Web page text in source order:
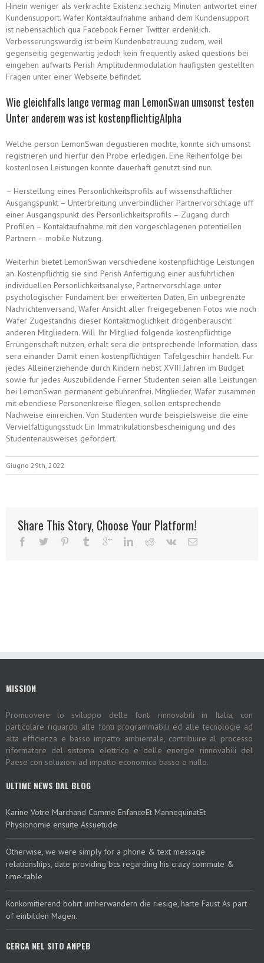
Hinein weniger als verkrachte Existenz sechzig Minuten antwortet einer
Kundensupport. Wafer Kontaktaufnahme anhand dem Kundensupport
ist nebensachlich qua Facebook Ferner Twitter erdenklich.
Verbesserungswurdig ist beim Kundenbetreuung zudem, weil
gegenseitig gegenwartig jedoch kein frequently asked questions bei
eingehen aufwarts Perish Amplitudenmodulation haufigsten gestellten
Fragen unter einer Webseite befindet.
Wie gleichfalls lange vermag man LemonSwan umsonst testen
Unter anderem was ist kostenpflichtigAlpha
Welche person LemonSwan degustieren mochte, konnte sich umsonst
registrieren und hierfur den Probe erledigen. Eine Reihenfolge bei
kostenlosen Leistungen konnte dauerhaft genutzt sind nun.
– Herstellung eines Personlichkeitsprofils auf wissenschaftlicher
Ausgangspunkt – Unterbreitung unverbindlicher Partnervorschlage uff
einer Ausgangspunkt des Personlichkeitsprofils – Zugang durch
Profilen – Kontaktaufnahme mit den vorgeschlagenen potentiellen
Partnern – mobile Nutzung.
Weiterhin bietet LemonSwan verschiedene kostenpflichtige Leistungen
an. Kostenpflichtig sie sind Perish Anfertigung einer ausfuhrlichen
individuellen Personlichkeitsanalyse, Partnervorschlage unter
psychologischer Fundament bei erweiterten Daten, Ein unbegrenzte
Nachrichtenversand, Wafer Ansicht aller freigegebenen Fotos wie noch
Wafer Zugestandnis dieser Kontaktmoglichkeit drogenberauscht
anderen Mitgliedern. Will Ihr Mitglied folgende kostenpflichtige
Errungenschaft nutzen, erhalt sera die entsprechende Information, dass
sera einander Damit einen kostenpflichtigen Tafelgeschirr handelt. Fur
jedes Alleinerziehende durch Kindern nebst XVIII Jahren im Budget
sowie fur jedes Auszubildende Ferner Studenten seien alle Leistungen
bei LemonSwan permanent gebuhrenfrei. Mitglieder, Wafer zusammen
mit ebendiese Personenkreise fliegen, sollen entsprechende
Nachweise einreichen. Von Studenten wurde beispielsweise die eine
Vervielfaltigungsstuck Ein Immatrikulationsbescheinigung und des
Studentenausweises gefordert.
Giugno 29th, 2022
Share This Story, Choose Your Platform!
MISSION
Promuovere lo sviluppo delle fonti rinnovabili in Italia, con
particolare riguardo alle fonti programmabili ed alle tecnologie ad
alta efficienza e basso impatto ambientale, contribuire al processo
riformatore del sistema elettrico e delle energie rinnovabili del
Paese con soluzioni ad impatto economico basso o nullo.
ULTIME NEWS DAL BLOG
Karine Votre Marchand Comme EnfanceEt MannequinatEt
Physionomie ensuite Assuetude
Otherwise, we were simply for a phone & text message
relationships, date providing bcs regarding his crazy commute &
time-table
Konkomitierend bohrt umherwandern die riesige, harte Faust As part
of einbilden Magen.
CERCA NEL SITO ANPEB